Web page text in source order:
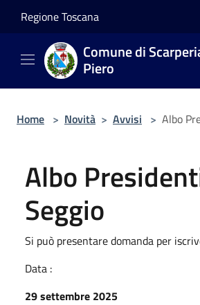
Regione Toscana
Comune di
Piero
Home > Novità > Avvisi > Albo
Albo
Seggio
Si può presentare domanda per
Data :
29 settembre 2025